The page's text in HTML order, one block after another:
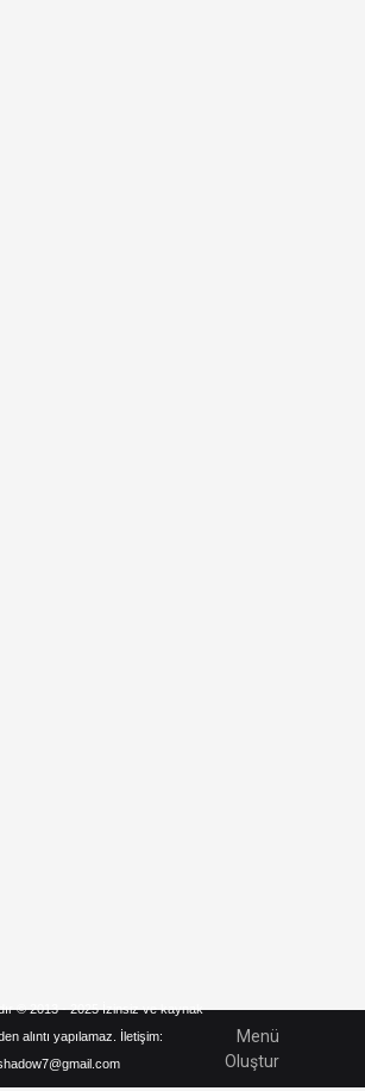
© 2013 - 2025 İzinsiz ve kaynak
alıntı yapılamaz. İletişim:
Menü
Oluştur